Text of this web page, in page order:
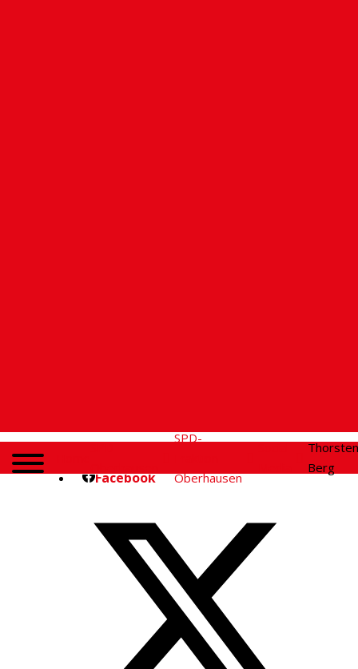
SPD-
Oberhausen
Thorsten
Berg
Facebook